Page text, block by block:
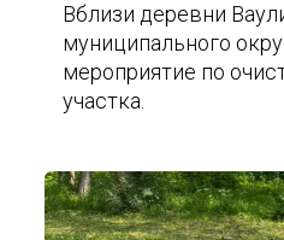
Вблизи деревни
муниципального
мероприятие по
участка.